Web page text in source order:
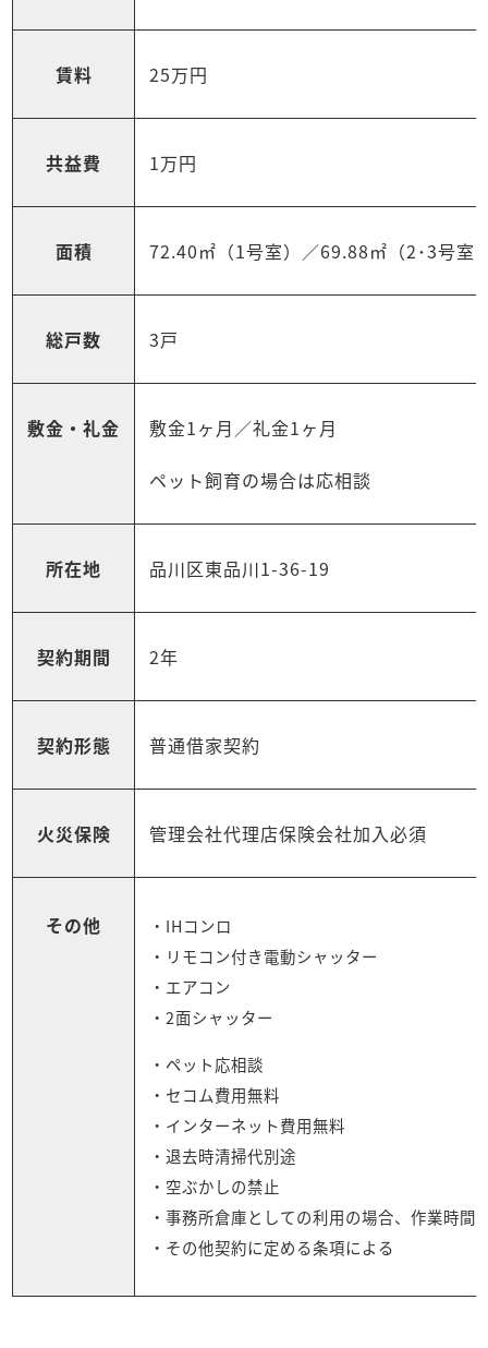
賃料 25万円
共益費 1万円
面積 72.40㎡（1号室）／69.88㎡（2･3号室
総戸数 3戸
敷金・礼金
敷金1ヶ月／礼金1ヶ月
ペット飼育の場合は応相談
所在地 品川区東品川1-36-19
契約期間 2年
契約形態 普通借家契約
火災保険 管理会社代理店保険会社加入必須
その他
・IHコンロ
・リモコン付き電動シャッター
・エアコン
・2面シャッター
・ペット応相談
・セコム費用無料
・インターネット費用無料
・退去時清掃代別途
・空ぶかしの禁止
・事務所倉庫としての利用の場合、作業時
・その他契約に定める条項による